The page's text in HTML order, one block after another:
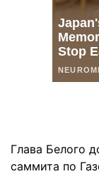
Глава Белого
саммита по